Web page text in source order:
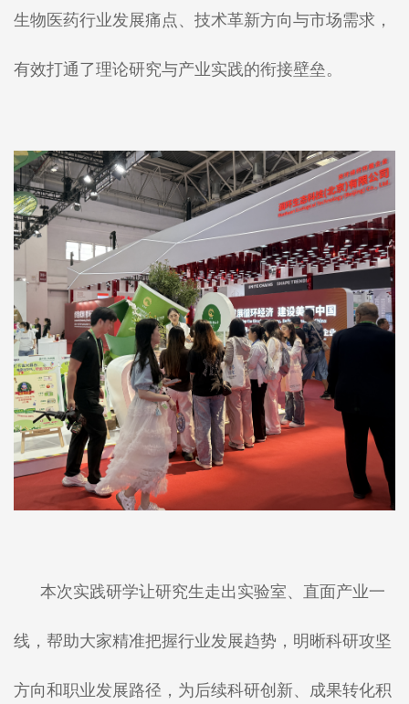
生物医药行业发展痛点、技术革新方向与市场需求，
有效打通了理论研究与产业实践的衔接壁垒。
本次实践研学让研究生走出实验室、直面产业一
线，帮助大家精准把握行业发展趋势，明晰科研攻坚
方向和职业发展路径，为后续科研创新、成果转化积